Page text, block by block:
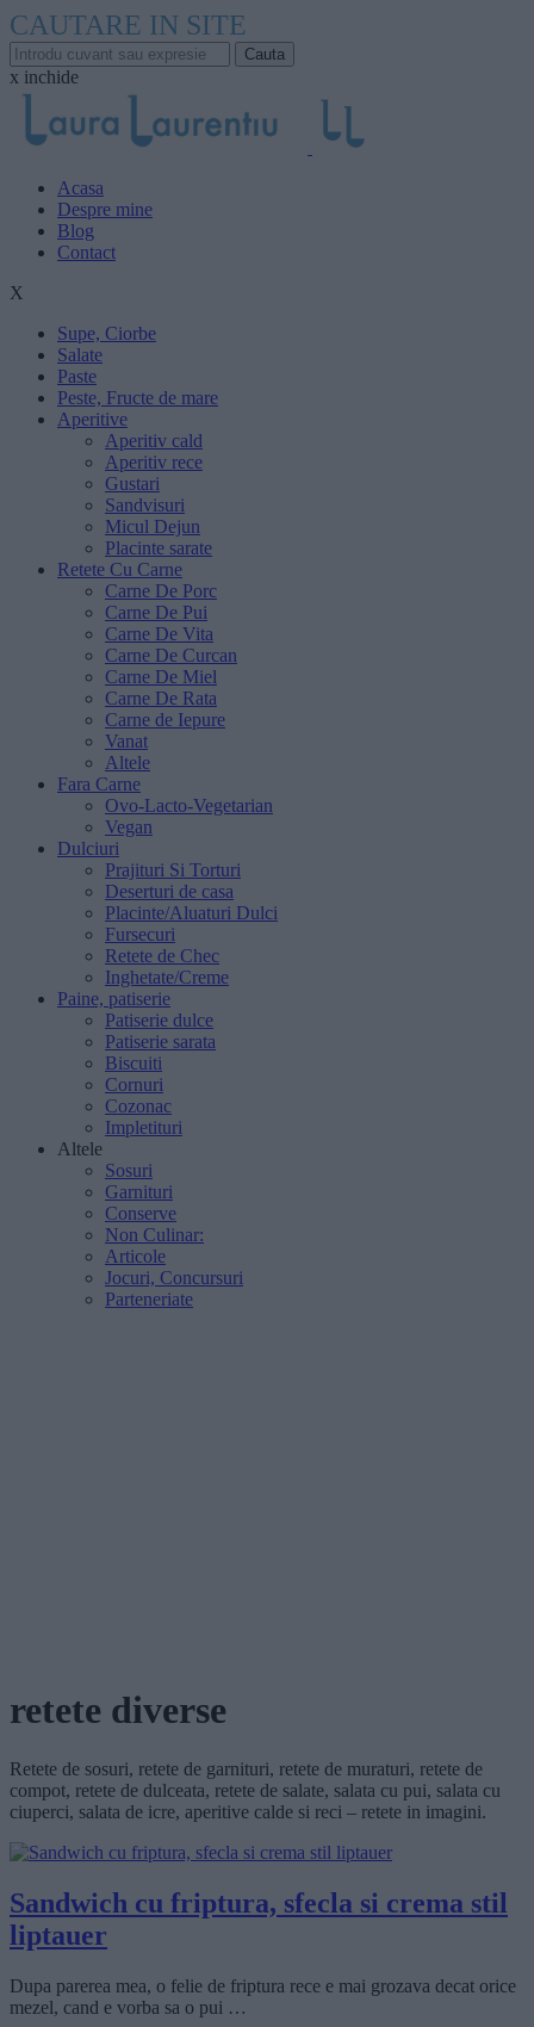
CAUTARE IN SITE
x inchide
Acasa
Despre mine
Blog
Contact
X
Supe, Ciorbe
Salate
Paste
Peste, Fructe de mare
Aperitive
Aperitiv cald
Aperitiv rece
Gustari
Sandvisuri
Micul Dejun
Placinte sarate
Retete Cu Carne
Carne De Porc
Carne De Pui
Carne De Vita
Carne De Curcan
Carne De Miel
Carne De Rata
Carne de Iepure
Vanat
Altele
Fara Carne
Ovo-Lacto-Vegetarian
Vegan
Dulciuri
Prajituri Si Torturi
Deserturi de casa
Placinte/Aluaturi Dulci
Fursecuri
Retete de Chec
Inghetate/Creme
Paine, patiserie
Patiserie dulce
Patiserie sarata
Biscuiti
Cornuri
Cozonac
Impletituri
Altele
Sosuri
Garnituri
Conserve
Non Culinar:
Articole
Jocuri, Concursuri
Parteneriate
retete diverse
Retete de sosuri, retete de garnituri, retete de muraturi, retete de
compot, retete de dulceata, retete de salate, salata cu pui, salata cu
ciuperci, salata de icre, aperitive calde si reci – retete in imagini.
Sandwich cu friptura, sfecla si crema stil
liptauer
Dupa parerea mea, o felie de friptura rece e mai grozava decat orice
mezel, cand e vorba sa o pui …